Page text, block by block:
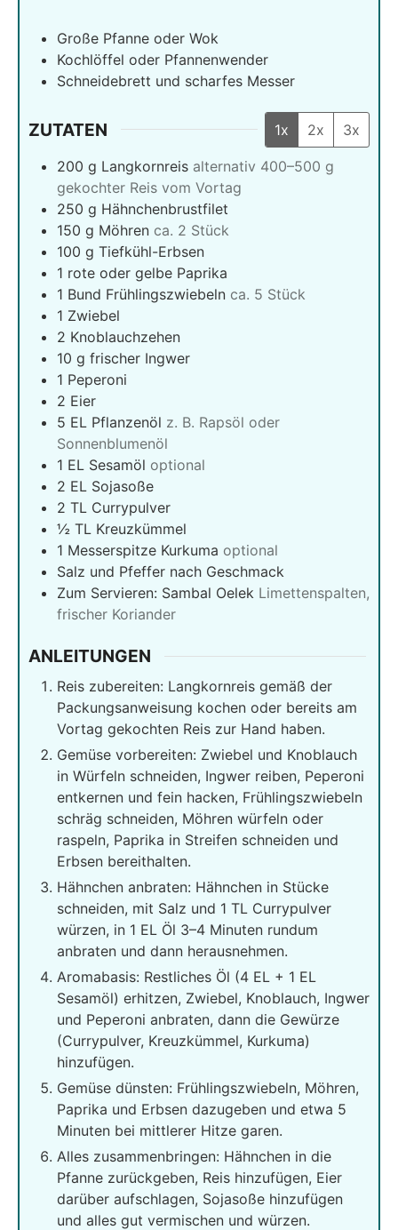
Große Pfanne oder Wok
Kochlöffel oder Pfannenwender
Schneidebrett und scharfes Messer
ZUTATEN 1x 2x 3x
200 g Langkornreis alternativ 400–500 g
gekochter Reis vom Vortag
250 g Hähnchenbrustfilet
150 g Möhren ca. 2 Stück
100 g Tiefkühl-Erbsen
1 rote oder gelbe Paprika
1 Bund Frühlingszwiebeln ca. 5 Stück
1 Zwiebel
2 Knoblauchzehen
10 g frischer Ingwer
1 Peperoni
2 Eier
5 EL Pflanzenöl z. B. Rapsöl oder
Sonnenblumenöl
1 EL Sesamöl optional
2 EL Sojasoße
2 TL Currypulver
½ TL Kreuzkümmel
1 Messerspitze Kurkuma optional
Salz und Pfeffer nach Geschmack
Zum Servieren: Sambal Oelek Limettenspalten,
frischer Koriander
ANLEITUNGEN
Reis zubereiten: Langkornreis gemäß der
Packungsanweisung kochen oder bereits am
Vortag gekochten Reis zur Hand haben.
Gemüse vorbereiten: Zwiebel und Knoblauch
in Würfeln schneiden, Ingwer reiben, Peperoni
entkernen und fein hacken, Frühlingszwiebeln
schräg schneiden, Möhren würfeln oder
raspeln, Paprika in Streifen schneiden und
Erbsen bereithalten.
Hähnchen anbraten: Hähnchen in Stücke
schneiden, mit Salz und 1 TL Currypulver
würzen, in 1 EL Öl 3–4 Minuten rundum
anbraten und dann herausnehmen.
Aromabasis: Restliches Öl (4 EL + 1 EL
Sesamöl) erhitzen, Zwiebel, Knoblauch, Ingwer
und Peperoni anbraten, dann die Gewürze
(Currypulver, Kreuzkümmel, Kurkuma)
hinzufügen.
Gemüse dünsten: Frühlingszwiebeln, Möhren,
Paprika und Erbsen dazugeben und etwa 5
Minuten bei mittlerer Hitze garen.
Alles zusammenbringen: Hähnchen in die
Pfanne zurückgeben, Reis hinzufügen, Eier
darüber aufschlagen, Sojasoße hinzufügen
und alles gut vermischen und würzen.